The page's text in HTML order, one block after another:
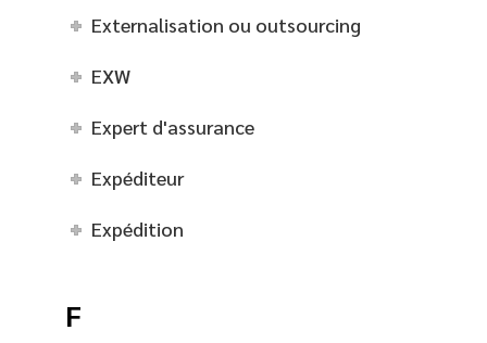
Externalisation ou outsourcing
EXW
Expert d'assurance
Expéditeur
Expédition
F